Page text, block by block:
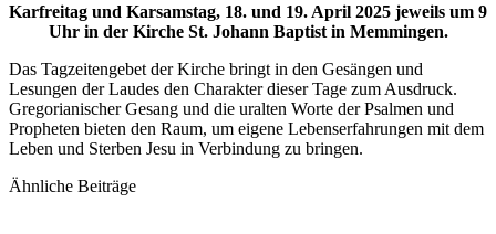
Karfreitag und Karsamstag, 18. und 19. April 2025 jeweils um 9
Uhr in der Kirche St. Johann Baptist in Memmingen.
Das Tagzeitengebet der Kirche bringt in den Gesängen und
Lesungen der Laudes den Charakter dieser Tage zum Ausdruck.
Gregorianischer Gesang und die uralten Worte der Psalmen und
Propheten bieten den Raum, um eigene Lebenserfahrungen mit dem
Leben und Sterben Jesu in Verbindung zu bringen.
Ähnliche Beiträge